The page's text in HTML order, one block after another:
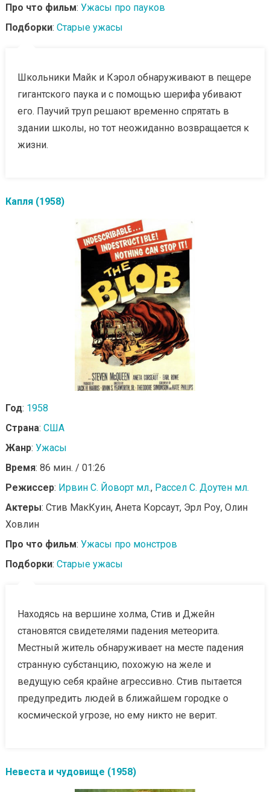
Про что фильм: Ужасы про пауков
Подборки: Старые ужасы
Школьники Майк и Кэрол обнаруживают в пещере
гигантского паука и с помощью шерифа убивают
его. Паучий труп решают временно спрятать в
здании школы, но тот неожиданно возвращается к
жизни.
Капля (1958)
Год: 1958
Страна: США
Жанр: Ужасы
Время: 86 мин. / 01:26
Режиссер: Ирвин С. Йоворт мл., Рассел С. Доутен мл.
Актеры: Стив МакКуин, Анета Корсаут, Эрл Роу, Олин
Ховлин
Про что фильм: Ужасы про монстров
Подборки: Старые ужасы
Находясь на вершине холма, Стив и Джейн
становятся свидетелями падения метеорита.
Местный житель обнаруживает на месте падения
странную субстанцию, похожую на желе и
ведущую себя крайне агрессивно. Стив пытается
предупредить людей в ближайшем городке о
космической угрозе, но ему никто не верит.
Невеста и чудовище (1958)